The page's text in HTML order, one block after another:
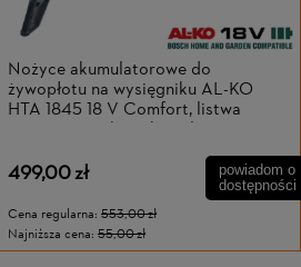
Nożyce akumulatorowe do
żywopłotu na wysięgniku AL-KO
HTA 1845 18 V Comfort, listwa
tnąca 45 cm, bez akumulatora i
499,00 zł
Cena regularna: 553,00 zł
Najniższa cena: 55,00 zł
powiadom o
dostępności